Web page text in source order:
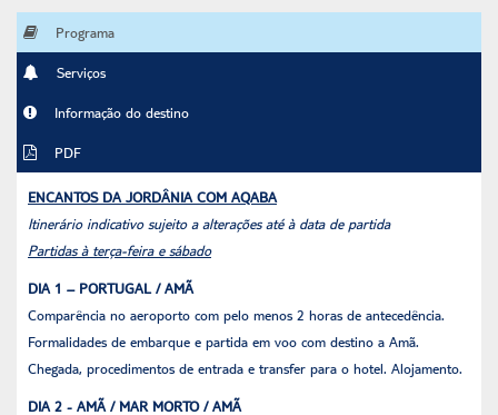
Programa
Serviços
Informação do destino
PDF
ENCANTOS DA JORDÂNIA COM AQABA
Itinerário indicativo sujeito a alterações até à data de partida
Partidas à terça-feira e sábado
DIA 1 – PORTUGAL / AMÃ
Comparência no aeroporto com pelo menos 2 horas de antecedência.
Formalidades de embarque e partida em voo com destino a Amã.
Chegada, procedimentos de entrada e transfer para o hotel. Alojamento.
DIA 2 - AMÃ / MAR MORTO / AMÃ